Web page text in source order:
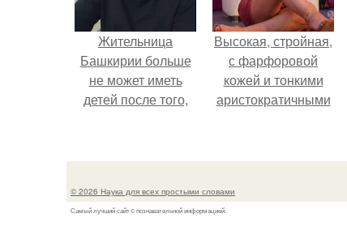
Жительница
Башкирии больше
не может иметь
детей после того,
месяце
оставили в матке
плаценту.
Высокая, стройная,
с фарфоровой
кожей и тонкими
аристократичными
сошла с полотна
© 2026 Наука для всех простыми словами
Самый лучший сайт c познавательной информацией.